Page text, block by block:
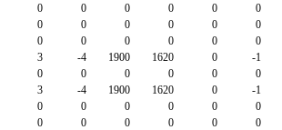
0 0 0 0 0 0
0 0 0 0 0 0
0 0 0 0 0 0
3 -4 1900 1620 0 -1
0 0 0 0 0 0
3 -4 1900 1620 0 -1
0 0 0 0 0 0
0 0 0 0 0 0